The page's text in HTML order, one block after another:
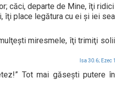
căci, departe de Mine, îţi
place legătura cu ei şi iei
miresmele, îţi trimiţi
Isa 30.6; Ezec
Tot mai găseşti putere